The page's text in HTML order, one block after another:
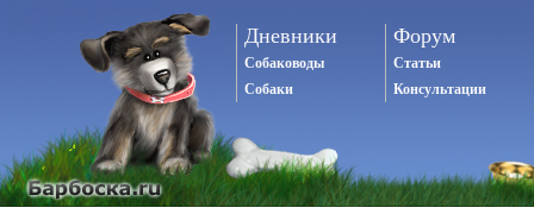
Дневники
Собаководы
Собаки
Форум
Статьи
Консультации